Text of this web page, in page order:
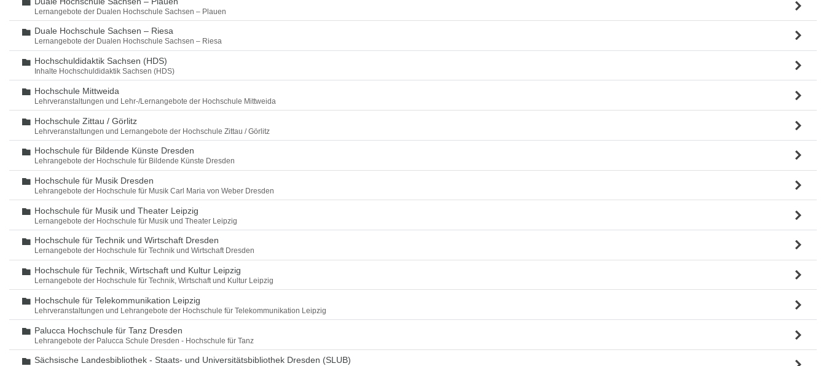
Lernangebote der Dualen Hochschule Sachsen – Plauen
Ordner
Duale Hochschule Sachsen – Riesa
Lernangebote der Dualen Hochschule Sachsen – Riesa
Ordner
Hochschuldidaktik Sachsen (HDS)
Inhalte Hochschuldidaktik Sachsen (HDS)
Ordner
Hochschule Mittweida
Lehrveranstaltungen und Lehr-/Lernangebote der Hochschule Mittweida
Ordner
Hochschule Zittau / Görlitz
Lehrveranstaltungen und Lernangebote der Hochschule Zittau / Görlitz
Ordner
Hochschule für Bildende Künste Dresden
Lehrangebote der Hochschule für Bildende Künste Dresden
Ordner
Hochschule für Musik Dresden
Lehrangebote der Hochschule für Musik Carl Maria von Weber Dresden
Ordner
Hochschule für Musik und Theater Leipzig
Lernangebote der Hochschule für Musik und Theater Leipzig
Ordner
Hochschule für Technik und Wirtschaft Dresden
Lernangebote der Hochschule für Technik und Wirtschaft Dresden
Ordner
Hochschule für Technik, Wirtschaft und Kultur Leipzig
Lernangebote der Hochschule für Technik, Wirtschaft und Kultur Leipzig
Ordner
Hochschule für Telekommunikation Leipzig
Lehrveranstaltungen und Lehrangebote der Hochschule für Telekommunikation Leipzig
Ordner
Palucca Hochschule für Tanz Dresden
Lehrangebote der Palucca Schule Dresden - Hochschule für Tanz
Ordner
Sächsische Landesbibliothek - Staats- und Universitätsbibliothek Dresden (SLUB)